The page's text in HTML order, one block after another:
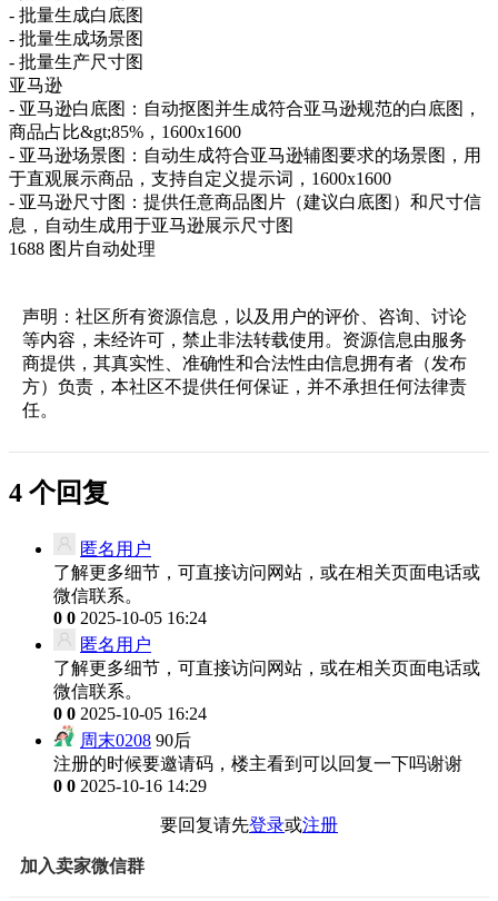
- 批量生成白底图
- 批量生成场景图
- 批量生产尺寸图
亚马逊
- 亚马逊白底图：自动抠图并生成符合亚马逊规范的白底图，
商品占比&gt;85%，1600x1600
- 亚马逊场景图：自动生成符合亚马逊辅图要求的场景图，用
于直观展示商品，支持自定义提示词，1600x1600
- 亚马逊尺寸图：提供任意商品图片（建议白底图）和尺寸信
息，自动生成用于亚马逊展示尺寸图
1688 图片自动处理
声明：社区所有资源信息，以及用户的评价、咨询、讨论
等内容，未经许可，禁止非法转载使用。资源信息由服务
商提供，其真实性、准确性和合法性由信息拥有者（发布
方）负责，本社区不提供任何保证，并不承担任何法律责
任。
4 个回复
匿名用户
了解更多细节，可直接访问网站，或在相关页面电话或
微信联系。
0 0 2025-10-05 16:24
匿名用户
了解更多细节，可直接访问网站，或在相关页面电话或
微信联系。
0 0 2025-10-05 16:24
周末0208 90后
注册的时候要邀请码，楼主看到可以回复一下吗谢谢
0 0 2025-10-16 14:29
要回复请先登录或注册
加入卖家微信群